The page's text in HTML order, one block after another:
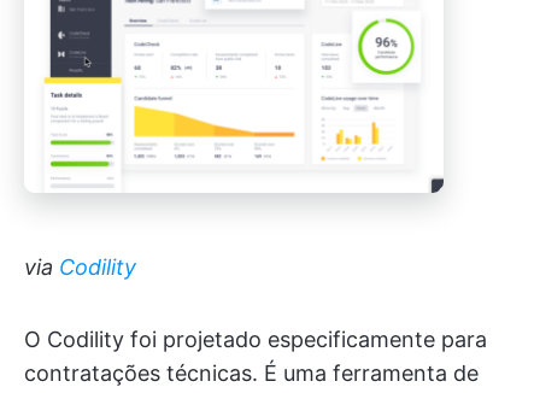
via Codility
O Codility foi projetado especificamente para
contratações técnicas. É uma ferramenta de